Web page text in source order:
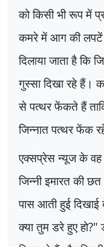
को किसी भी रूप में
कमरे में आग की लपटें
दिलाया जाता है
गुस्सा दिखा रहे हैं।
से पत्थर फेंकते हैं
जिन्नात पत्थर फेंक
एक्सप्रेस न्यूज के वह
जिन्नी इमारत की
पास आती हुई
क्या तुम डरे हुए हो?"